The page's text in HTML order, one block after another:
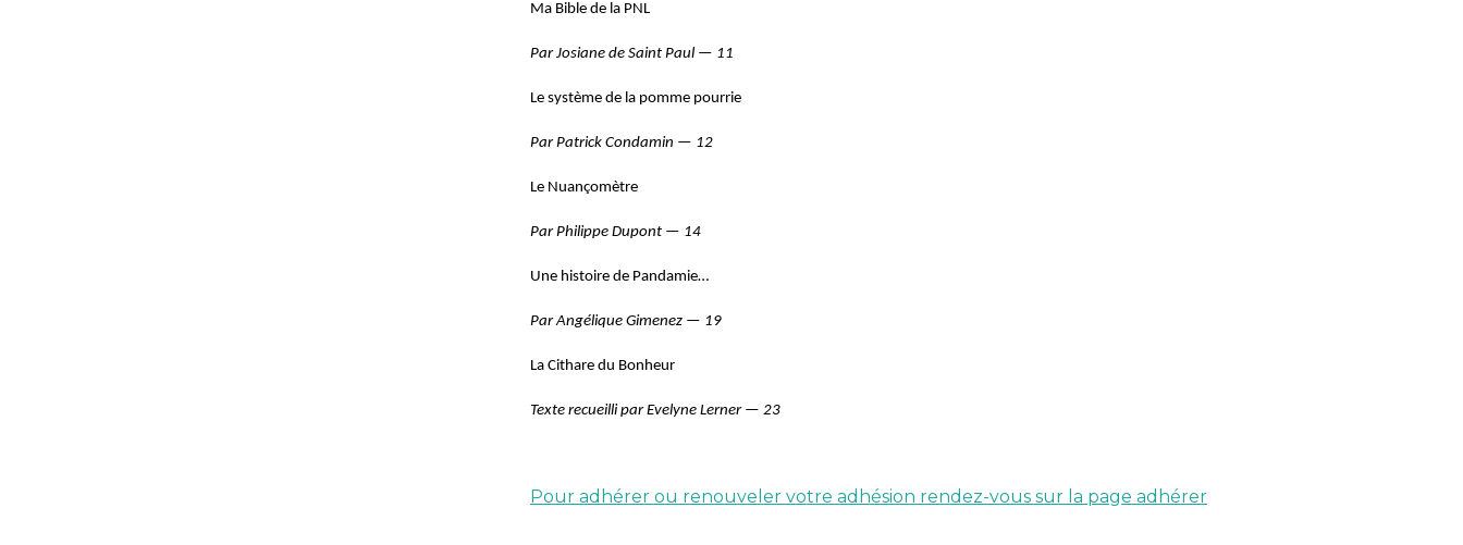
Ma Bible de la PNL
Par Josiane de Saint Paul — 11
Le système de la pomme pourrie
Par Patrick Condamin — 12
Le Nuançomètre
Par Philippe Dupont — 14
Une histoire de Pandamie…
Par Angélique Gimenez — 19
La Cithare du Bonheur
Texte recueilli par Evelyne Lerner — 23
Pour adhérer ou renouveler votre adhésion rendez-vous sur la page adhérer